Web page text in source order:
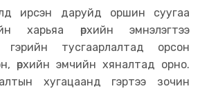
ирсэн даруйд оршин суугаа
харьяа өрхийн эмнэлэгтээ
тусгаарлалтад орсон
өрхийн эмчийн хяналтад орно.
хугацаанд гэртээ зочин